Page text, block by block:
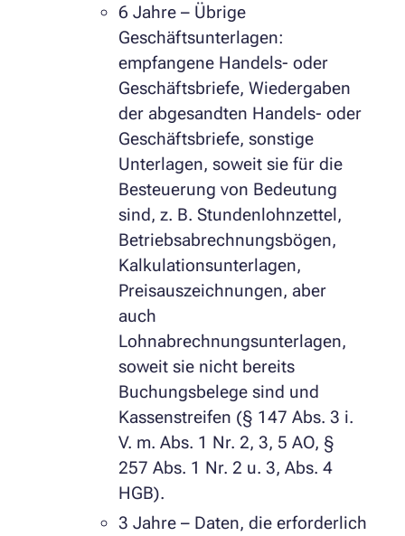
6 Jahre – Übrige
Geschäftsunterlagen:
empfangene Handels- oder
Geschäftsbriefe, Wiedergaben
der abgesandten Handels- oder
Geschäftsbriefe, sonstige
Unterlagen, soweit sie für die
Besteuerung von Bedeutung
sind, z. B. Stundenlohnzettel,
Betriebsabrechnungsbögen,
Kalkulationsunterlagen,
Preisauszeichnungen, aber
auch
Lohnabrechnungsunterlagen,
soweit sie nicht bereits
Buchungsbelege sind und
Kassenstreifen (§ 147 Abs. 3 i.
V. m. Abs. 1 Nr. 2, 3, 5 AO, §
257 Abs. 1 Nr. 2 u. 3, Abs. 4
HGB).
3 Jahre – Daten, die erforderlich